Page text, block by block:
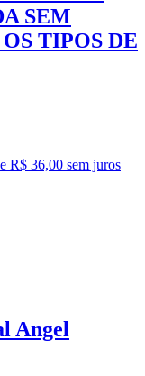
SEM
TIPOS DE
R$ 36,00 sem juros
Angel